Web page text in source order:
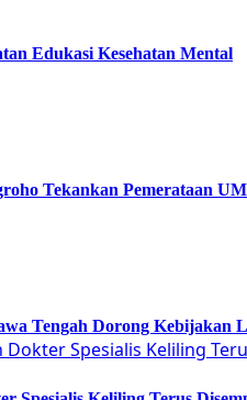
Edukasi Kesehatan Mental
Tekankan Pemerataan
Tengah Dorong Kebijakan